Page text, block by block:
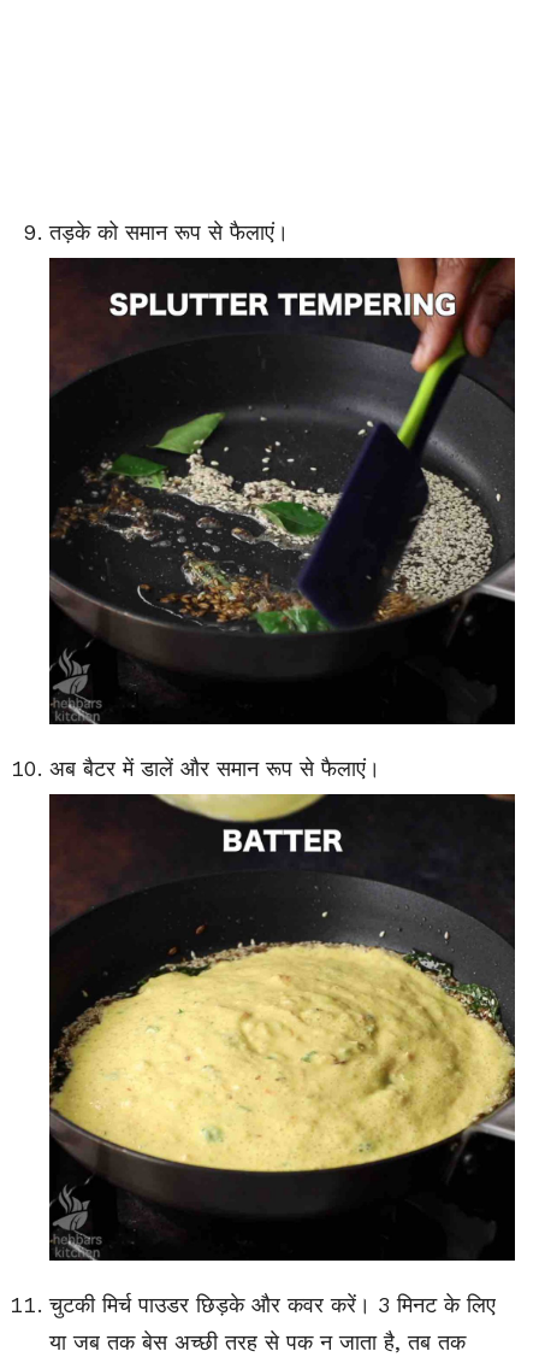
तड़के को समान रूप से फैलाएं।
अब बैटर में डालें और समान रूप से फैलाएं।
चुटकी मिर्च पाउडर छिड़के और कवर करें। 3 मिनट के लिए
या जब तक बेस अच्छी तरह से पक न जाता है, तब तक